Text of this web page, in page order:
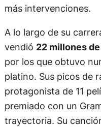
más intervenciones.
A lo largo de su
vendió 22 millones
por los que obtuvo
platino. Sus picos de
protagonista de 11
premiado con un
trayectoria. Su